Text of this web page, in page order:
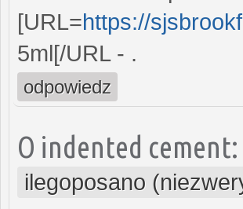
[URL=https://
5ml[/URL - .
odpowiedz
O indented
ilegoposano